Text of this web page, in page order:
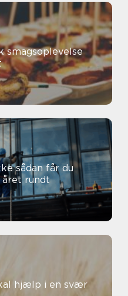
smagsoplevelse
du
året rundt